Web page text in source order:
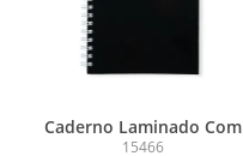
Caderno Laminado Com
Pauta
15466